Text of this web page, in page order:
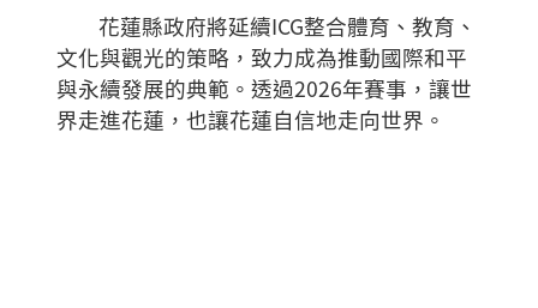
花蓮縣政府將延續ICG整合體育、教育、
文化與觀光的策略，致力成為推動國際和平
與永續發展的典範。透過2026年賽事，讓世
界走進花蓮，也讓花蓮自信地走向世界。